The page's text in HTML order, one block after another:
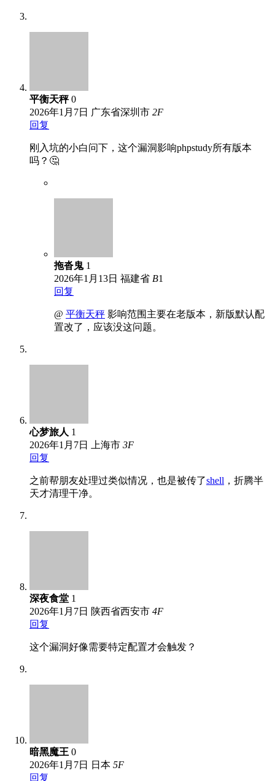
平衡天秤 0
2026年1月7日 广东省深圳市 2F
回复
刚入坑的小白问下，这个漏洞影响phpstudy所有版本
吗？🤔
拖沓鬼 1
2026年1月13日 福建省 B1
回复
@ 平衡天秤 影响范围主要在老版本，新版默认配
置改了，应该没这问题。
心梦旅人 1
2026年1月7日
上海市 3F
回复
之前帮朋友处理过类似情况，也是被传了shell ，折腾半
天才清理干净。
深夜食堂 1
2026年1月7日 陕西省西安市 4F
回复
这个漏洞好像需要特定配置才会触发？
暗黑魔王 0
2026年1月7日
日本 5F
回复